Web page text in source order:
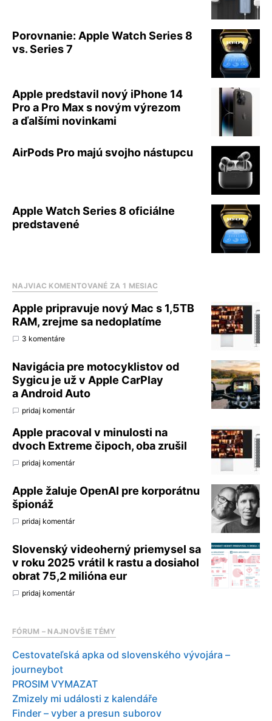
Porovnanie: Apple Watch Series 8
vs. Series 7
Apple predstavil nový iPhone 14
Pro a Pro Max s novým výrezom
a ďalšími novinkami
AirPods Pro majú svojho nástupcu
Apple Watch Series 8 oficiálne
predstavené
NAJVIAC KOMENTOVANÉ ZA 1 MESIAC
Apple pripravuje nový Mac s 1,5TB
RAM, zrejme sa nedoplatíme
3 komentáre
Navigácia pre motocyklistov od
Sygicu je už v Apple CarPlay
a Android Auto
pridaj komentár
Apple pracoval v minulosti na
dvoch Extreme čipoch, oba zrušil
pridaj komentár
Apple žaluje OpenAI pre korporátnu
špionáž
pridaj komentár
Slovenský videoherný priemysel sa
v roku 2025 vrátil k rastu a dosiahol
obrat 75,2 milióna eur
pridaj komentár
FÓRUM – NAJNOVŠIE TÉMY
Cestovateľská apka od slovenského vývojára –
journeybot
PROSIM VYMAZAT
Zmizely mi události z kalendáře
Finder – vyber a presun suborov